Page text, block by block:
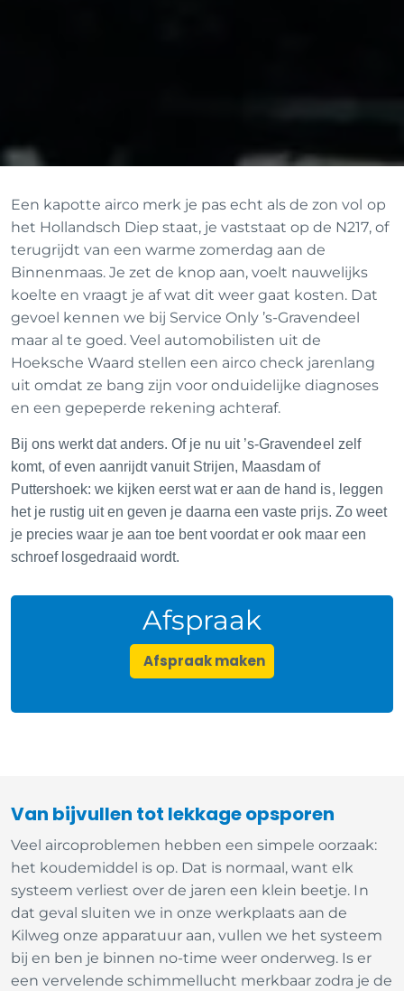
Een kapotte airco merk je pas echt als de zon vol op
het Hollandsch Diep staat, je vaststaat op de N217, of
terugrijdt van een warme zomerdag aan de
Binnenmaas. Je zet de knop aan, voelt nauwelijks
koelte en vraagt je af wat dit weer gaat kosten. Dat
gevoel kennen we bij Service Only ’s-Gravendeel
maar al te goed. Veel automobilisten uit de
Hoeksche Waard stellen een airco check jarenlang
uit omdat ze bang zijn voor onduidelijke diagnoses
en een gepeperde rekening achteraf.
Bij ons werkt dat anders. Of je nu uit ’s-Gravendeel zelf
komt, of even aanrijdt vanuit Strijen, Maasdam of
Puttershoek: we kijken eerst wat er aan de hand is, leggen
het je rustig uit en geven je daarna een vaste prijs. Zo weet
je precies waar je aan toe bent voordat er ook maar een
schroef losgedraaid wordt.
Afspraak
Afspraak maken
Van bijvullen tot lekkage opsporen
Veel aircoproblemen hebben een simpele oorzaak:
het koudemiddel is op. Dat is normaal, want elk
systeem verliest over de jaren een klein beetje. In
dat geval sluiten we in onze werkplaats aan de
Kilweg onze apparatuur aan, vullen we het systeem
bij en ben je binnen no-time weer onderweg. Is er
een vervelende schimmellucht merkbaar zodra je de